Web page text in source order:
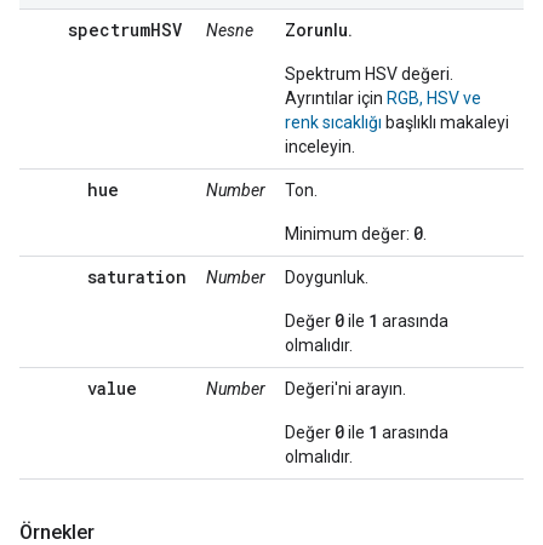
spectrumHSV Nesne Zorunlu.
Spektrum HSV değeri.
Ayrıntılar için RGB, HSV ve
renk sıcaklığı başlıklı makaleyi
inceleyin.
hue Number Ton.
Minimum değer: 0
saturation Number Doygunluk.
Değer 0ile 1 arasında
olmalıdır.
value Number Değeri'ni arayın.
Değer 0ile 1 arasında
olmalıdır.
Örnekler